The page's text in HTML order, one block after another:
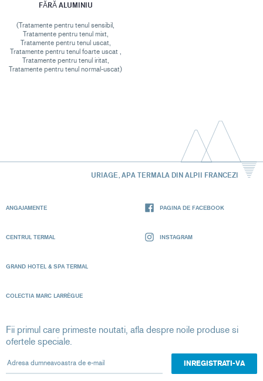
FĂRĂ ALUMINIU
(Tratamente pentru tenul sensibil,
Tratamente pentru tenul mixt,
Tratamente pentru tenul uscat,
Tratamente pentru tenul foarte uscat ,
Tratamente pentru tenul iritat,
Tratamente pentru tenul normal-uscat)
URIAGE, APA TERMALA DIN ALPII FRANCEZI
ANGAJAMENTE
CENTRUL TERMAL
GRAND HOTEL & SPA TERMAL
COLECTIA MARC LARRÈGUE
PAGINA DE FACEBOOK
INSTAGRAM
Fii primul care primeste noutati, afla despre noile produse si
ofertele speciale.
Adresa dumneavoastra de e-mail